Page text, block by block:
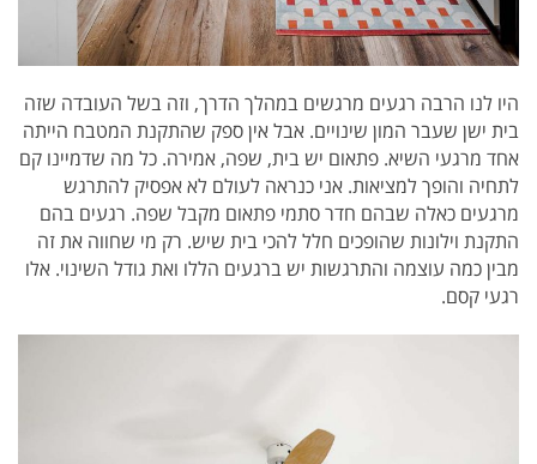
היו לנו הרבה רגעים מרגשים במהלך הדרך, וזה בשל העובדה שזה
בית ישן שעבר המון שינויים. אבל אין ספק שהתקנת המטבח הייתה
אחד מרגעי השיא. פתאום יש בית, שפה, אמירה. כל מה שדמיינו קם
לתחיה והופך למציאות. אני כנראה לעולם לא אפסיק להתרגש
מרגעים כאלה שבהם חדר סתמי פתאום מקבל שפה. רגעים בהם
התקנת וילונות שהופכים חלל להכי בית שיש. רק מי שחווה את זה
מבין כמה עוצמה והתרגשות יש ברגעים הללו ואת גודל השינוי. אלו
רגעי קסם.